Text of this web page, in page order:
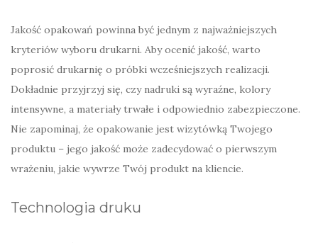
Jakość opakowań powinna być jednym z najważniejszych
kryteriów wyboru drukarni. Aby ocenić jakość, warto
poprosić drukarnię o próbki wcześniejszych realizacji.
Dokładnie przyjrzyj się, czy nadruki są wyraźne, kolory
intensywne, a materiały trwałe i odpowiednio zabezpieczone.
Nie zapominaj, że opakowanie jest wizytówką Twojego
produktu – jego jakość może zadecydować o pierwszym
wrażeniu, jakie wywrze Twój produkt na kliencie.
Technologia druku